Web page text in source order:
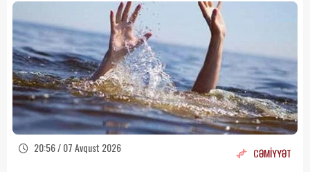
20:56 / 07 Avqust 2026 CƏMİYYƏT